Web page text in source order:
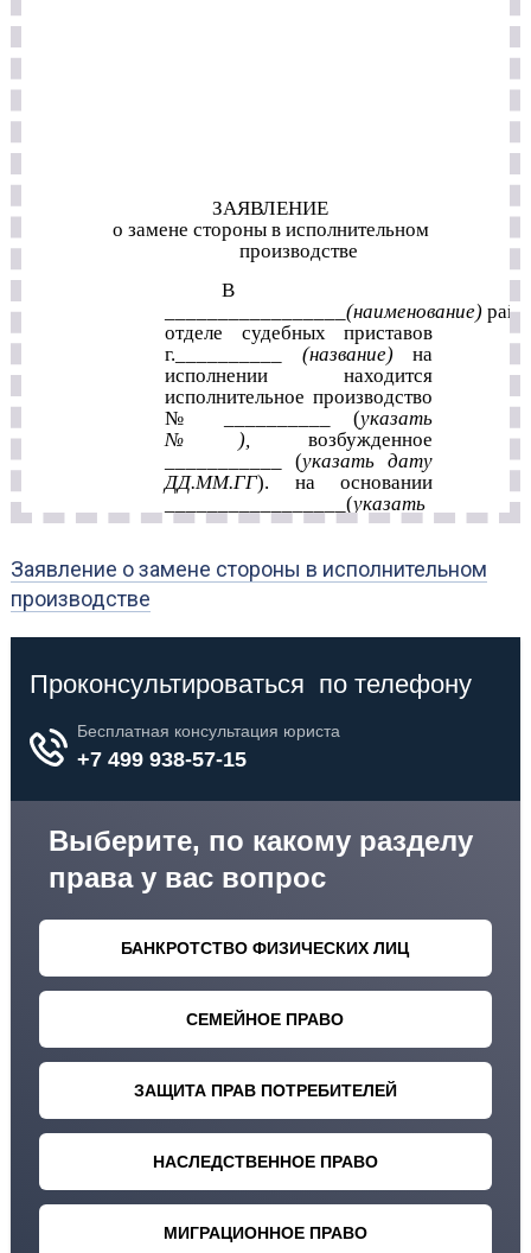
Заявление о замене стороны в исполнительном
производстве